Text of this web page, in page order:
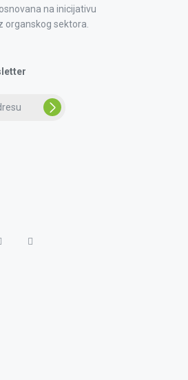
na inicijativu
organskog sektora.